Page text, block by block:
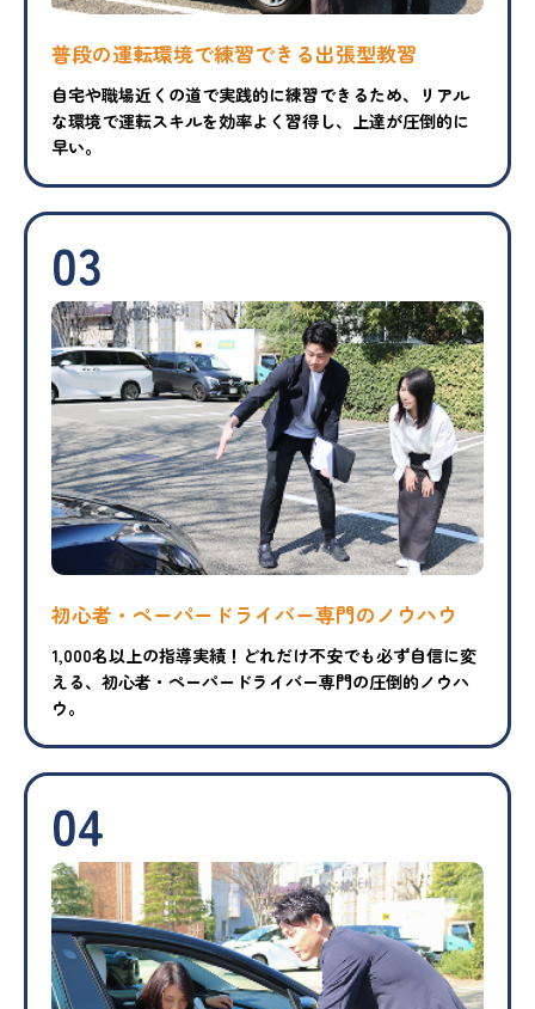
普段の運転環境で練習できる出張型教習
自宅や職場近くの道で実践的に練習できるため、リアル
な環境で運転スキルを効率よく習得し、上達が圧倒的に
早い。
03
初心者・ペーパードライバー専門のノウハウ
1,000名以上の指導実績！どれだけ不安でも必ず自信に変
える、初心者・ペーパードライバー専門の圧倒的ノウハ
ウ。
04